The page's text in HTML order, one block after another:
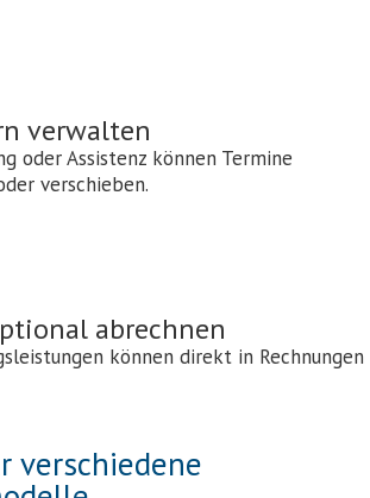
verwalten
oder Assistenz können Termine
verschieben.
abrechnen
können direkt in Rechnungen
verschiedene